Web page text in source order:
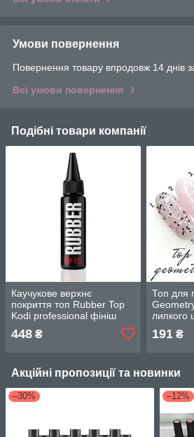
Умови повернення
Повернення товару впродовж 14 днів
Всі умови повернення
Подібні товари компанії
Каучукове верхнє
покриття топ Rubber Top
Kodi professional фініш
448 ₴
Топ для
липкого
191₴
Акційні пропозиції та новинки
–30% –12%